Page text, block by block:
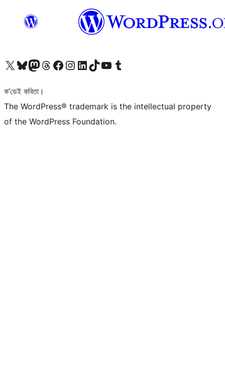
আমাৰ X (আগৰ Twitter) একাউণ্টলৈ যাওকআমাৰ Bluesky একাউণ্টলৈ যাওকআমাৰ Mastodon একাউণ্টলৈ যাওকআমাৰ Threads একাউণ্টলৈ যাওকআমাৰ Facebook পৃষ্ঠালৈ যাওকআমাৰ Instagram একাউণ্টলৈ যাওকআমাৰ LinkedIn একাউণ্টলৈ যাওকআমাৰ TikTok একাউণ্টলৈ যাওকআমাৰ YouTube চেনেললৈ যাওকআমাৰ Tumblr একাউণ্টলৈ যাওক
ক’ডেই কবিতা।
The WordPress® trademark is the intellectual property
of the WordPress Foundation.